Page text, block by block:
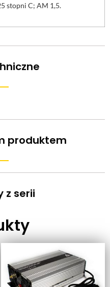
stopni C; AM 1,5.
produktem
z serii